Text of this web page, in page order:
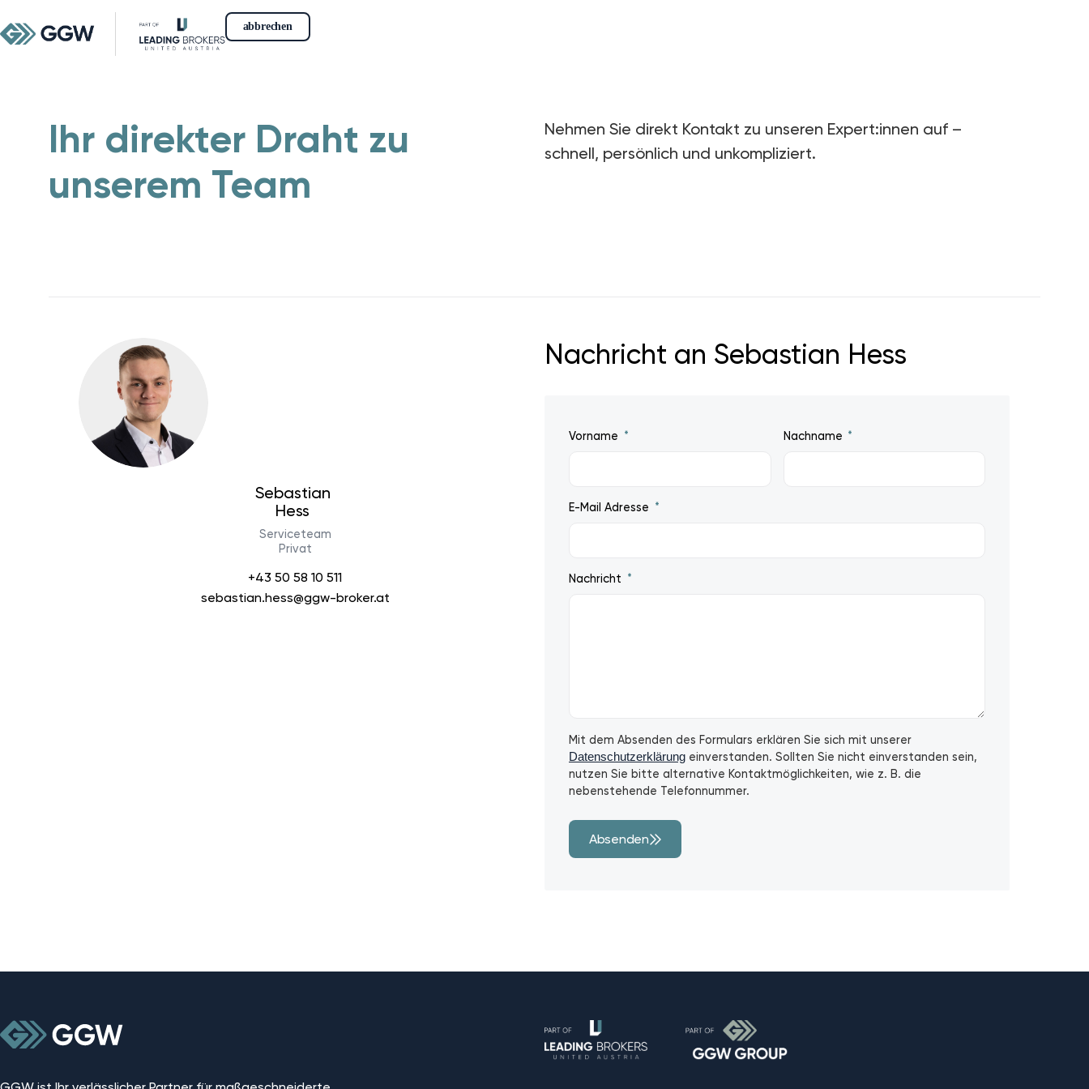
abbrechen
Ihr direkter Draht zu
unserem Team
Nehmen Sie direkt Kontakt zu unseren Expert:innen auf –
schnell, persönlich und unkompliziert.
Sebastian
Hess
Serviceteam
Privat
+43 50 58 10 511
sebastian.hess@ggw-broker.at
Nachricht an Sebastian Hess
Vorname Nachname
E-Mail Adresse
Nachricht
Mit dem Absenden des Formulars erklären Sie sich mit unserer
Datenschutzerklärung einverstanden. Sollten Sie nicht einverstanden sein,
nutzen Sie bitte alternative Kontaktmöglichkeiten, wie z. B. die
nebenstehende Telefonnummer.
Absenden